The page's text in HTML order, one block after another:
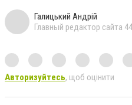
Галицький Андрій
Главный редактор сайта
Авторизуйтесь, щоб оцінити